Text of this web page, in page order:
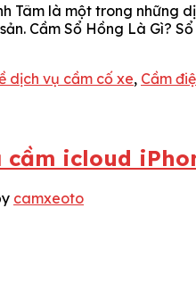
Tâm là một trong những
Cầm Sổ Hồng Là Gì?
dịch vụ cầm cố xe, Cầm
icloud
camxeoto